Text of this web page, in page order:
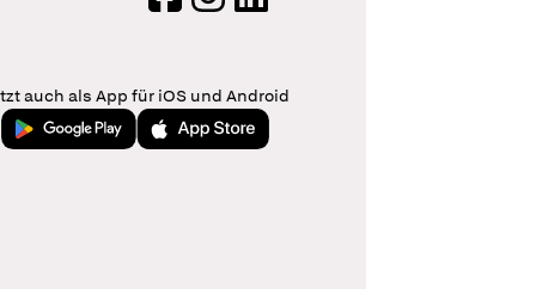
auch als App für iOS und Android
Jetzt bei Google PlayLaden im App Store